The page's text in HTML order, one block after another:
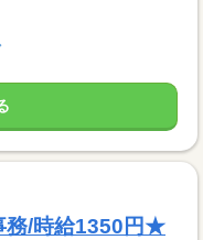
務/時給1350円★